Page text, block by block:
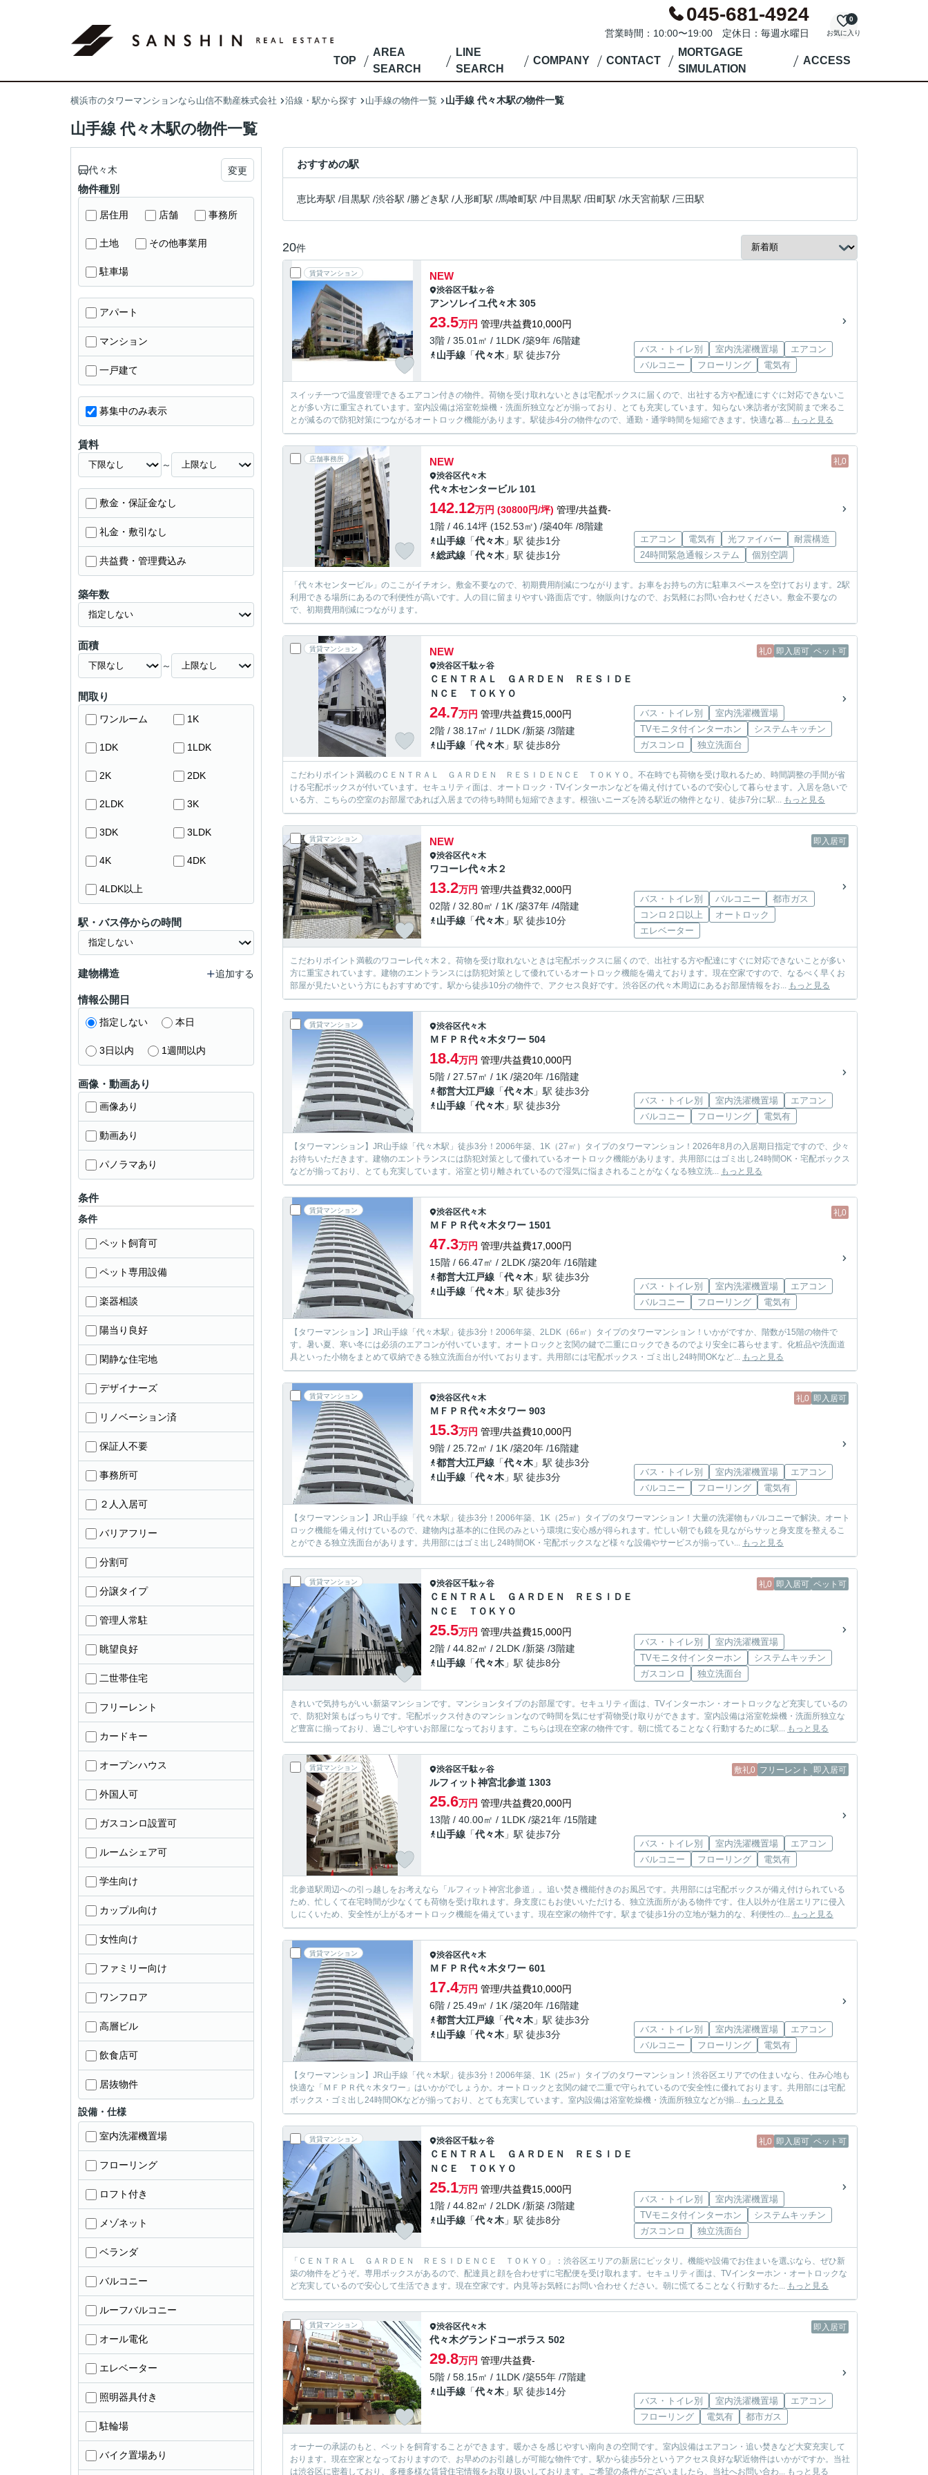
045-681-4924
営業時間：10:00〜19:00 定休日：毎週水曜日 お気に入り
0
TOP
AREA
SEARCH
LINE
SEARCH
COMPANY CONTACT
MORTGAGE
SIMULATION
ACCESS
横浜市のタワーマンションなら山信不動産株式会社 沿線・駅から探す 山手線の物件一覧 山手線 代々木駅の物件一覧
山手線 代々木駅の物件一覧
おすすめの駅
恵比寿駅 /目黒駅 /渋谷駅 /勝どき駅 /人形町駅 /馬喰町駅 /中目黒駅 /田町駅 /水天宮前駅 /三田駅
20件
賃貸マンション NEW
渋谷区千駄ヶ谷
アンソレイユ代々木 305
23.5万円 管理/共益費10,000円
3階 / 35.01㎡ / 1LDK /築9年 /6階建
山手線 「代々木 」駅 徒歩7分
バス・トイレ別 室内洗濯機置場
エアコン
バルコニー
フローリング 電気有
スイッチ一つで温度管理できるエアコン付きの物件。荷物を受け取れないときは宅配ボックスに届くので、出社する方や配達にすぐに対応できないこ
とが多い方に重宝されています。室内設備は浴室乾燥機・洗面所独立などが揃っており、とても充実しています。知らない来訪者が玄関前まで来るこ
とが減るので防犯対策につながるオートロック機能があります。駅徒歩4分の物件なので、通勤・通学時間を短縮できます。快適な暮... もっと見る
店舗事務所 礼0
NEW
渋谷区代々木
代々木センタービル 101
142.12万円 (30800円/坪) 管理/共益費-
1階 / 46.14坪 (152.53㎡) /築40年 /8階建
山手線 「代々木 」駅 徒歩1分
総武線 「代々木 」駅 徒歩1分
エアコン 電気有 光ファイバー
耐震構造
24時間緊急通報システム
個別空調
「代々木センタービル」のここがイチオシ。敷金不要なので、初期費用削減につながります。お車をお持ちの方に駐車スペースを空けております。2駅
利用できる場所にあるので利便性が高いです。人の目に留まりやすい路面店です。物販向けなので、お気軽にお問い合わせください。敷金不要なの
で、初期費用削減につながります。
賃貸マンション 礼0 即入居可 ペット可
NEW
渋谷区千駄ヶ谷
ＣＥＮＴＲＡＬ ＧＡＲＤＥＮ ＲＥＳＩＤＥ
ＮＣＥ ＴＯＫＹＯ
24.7万円 管理/共益費15,000円
2階 / 38.17㎡ / 1LDK /新築 /3階建
山手線 「代々木 」駅 徒歩8分
バス・トイレ別
室内洗濯機置場
TVモニタ付インターホン
システムキッチン
ガスコンロ
独立洗面台
こだわりポイント満載のＣＥＮＴＲＡＬ ＧＡＲＤＥＮ ＲＥＳＩＤＥＮＣＥ ＴＯＫＹＯ。不在時でも荷物を受け取れるため、時間調整の手間が省
ける宅配ボックスが付いています。セキュリティ面は、オートロック・TVインターホンなどを備え付けているので安心して暮らせます。入居を急いで
いる方、こちらの空室のお部屋であれば入居までの待ち時間も短縮できます。根強いニーズを誇る駅近の物件となり、徒歩7分に駅... もっと見る
賃貸マンション 即入居可
NEW
渋谷区代々木
ワコーレ代々木２
13.2万円 管理/共益費32,000円
02階 / 32.80㎡ / 1K /築37年 /4階建
山手線 「代々木 」駅 徒歩10分
バス・トイレ別 バルコニー
都市ガス
コンロ２口以上
オートロック
エレベーター
こだわりポイント満載のワコーレ代々木２。荷物を受け取れないときは宅配ボックスに届くので、出社する方や配達にすぐに対応できないことが多い
方に重宝されています。建物のエントランスには防犯対策として優れているオートロック機能を備えております。現在空家ですので、なるべく早くお
部屋が見たいという方にもおすすめです。駅から徒歩10分の物件で、アクセス良好です。渋谷区の代々木周辺にあるお部屋情報をお... もっと見る
賃貸マンション 渋谷区代々木
ＭＦＰＲ代々木タワー 504
18.4万円 管理/共益費10,000円
5階 / 27.57㎡ / 1K /築20年 /16階建
都営大江戸線 「代々木 」駅 徒歩3分
山手線 「代々木 」駅 徒歩3分 バス・トイレ別 室内洗濯機置場
エアコン
バルコニー
フローリング 電気有
【タワーマンション】JR山手線「代々木駅」徒歩3分！2006年築、1K（27㎡）タイプのタワーマンション！2026年8月の入居期日指定ですので、少々
お待ちいただきます。建物のエントランスには防犯対策として優れているオートロック機能があります。共用部にはゴミ出し24時間OK・宅配ボックス
などが揃っており、とても充実しています。浴室と切り離されているので湿気に悩まされることがなくなる独立洗... もっと見る
賃貸マンション 礼0
渋谷区代々木
ＭＦＰＲ代々木タワー 1501
47.3万円 管理/共益費17,000円
15階 / 66.47㎡ / 2LDK /築20年 /16階建
都営大江戸線 「代々木 」駅 徒歩3分
山手線 「代々木 」駅 徒歩3分 バス・トイレ別 室内洗濯機置場
エアコン
バルコニー
フローリング 電気有
【タワーマンション】JR山手線「代々木駅」徒歩3分！2006年築、2LDK（66㎡）タイプのタワーマンション！いかがですか、階数が15階の物件で
す。暑い夏、寒い冬には必須のエアコンが付いています。オートロックと玄関の鍵で二重にロックできるのでより安全に暮らせます。化粧品や洗面道
具といった小物をまとめて収納できる独立洗面台が付いております。共用部には宅配ボックス・ゴミ出し24時間OKなど... もっと見る
賃貸マンション 礼0 即入居可
渋谷区代々木
ＭＦＰＲ代々木タワー 903
15.3万円 管理/共益費10,000円
9階 / 25.72㎡ / 1K /築20年 /16階建
都営大江戸線 「代々木 」駅 徒歩3分
山手線 「代々木 」駅 徒歩3分 バス・トイレ別 室内洗濯機置場
エアコン
バルコニー
フローリング 電気有
【タワーマンション】JR山手線「代々木駅」徒歩3分！2006年築、1K（25㎡）タイプのタワーマンション！大量の洗濯物もバルコニーで解決。オート
ロック機能を備え付けているので、建物内は基本的に住民のみという環境に安心感が得られます。忙しい朝でも鏡を見ながらサッと身支度を整えるこ
とができる独立洗面台があります。共用部にはゴミ出し24時間OK・宅配ボックスなど様々な設備やサービスが揃ってい... もっと見る
賃貸マンション 礼0 即入居可 ペット可
渋谷区千駄ヶ谷
ＣＥＮＴＲＡＬ ＧＡＲＤＥＮ ＲＥＳＩＤＥ
ＮＣＥ ＴＯＫＹＯ
25.5万円 管理/共益費15,000円
2階 / 44.82㎡ / 2LDK /新築 /3階建
山手線 「代々木 」駅 徒歩8分
バス・トイレ別
室内洗濯機置場
TVモニタ付インターホン
システムキッチン
ガスコンロ
独立洗面台
きれいで気持ちがいい新築マンションです。マンションタイプのお部屋です。セキュリティ面は、TVインターホン・オートロックなど充実しているの
で、防犯対策もばっちりです。宅配ボックス付きのマンションなので時間を気にせず荷物受け取りができます。室内設備は浴室乾燥機・洗面所独立な
ど豊富に揃っており、過ごしやすいお部屋になっております。こちらは現在空家の物件です。朝に慌てることなく行動するために駅... もっと見る
賃貸マンション 敷礼0 フリーレント 即入居可
渋谷区千駄ヶ谷
ルフィット神宮北参道 1303
25.6万円 管理/共益費20,000円
13階 / 40.00㎡ / 1LDK /築21年 /15階建
山手線 「代々木 」駅 徒歩7分
バス・トイレ別 室内洗濯機置場
エアコン
バルコニー
フローリング 電気有
北参道駅周辺への引っ越しをお考えなら「ルフィット神宮北参道」。追い焚き機能付きのお風呂です。共用部には宅配ボックスが備え付けられている
ため、忙しくて在宅時間が少なくても荷物を受け取れます。身支度にもお使いいただける、独立洗面所がある物件です。住人以外が住居エリアに侵入
しにくいため、安全性が上がるオートロック機能を備えています。現在空家の物件です。駅まで徒歩1分の立地が魅力的な、利便性の... もっと見る
賃貸マンション 渋谷区代々木
ＭＦＰＲ代々木タワー 601
17.4万円 管理/共益費10,000円
6階 / 25.49㎡ / 1K /築20年 /16階建
都営大江戸線 「代々木 」駅 徒歩3分
山手線 「代々木 」駅 徒歩3分 バス・トイレ別 室内洗濯機置場
エアコン
バルコニー
フローリング 電気有
【タワーマンション】JR山手線「代々木駅」徒歩3分！2006年築、1K（25㎡）タイプのタワーマンション！渋谷区エリアでの住まいなら、住み心地も
快適な「ＭＦＰＲ代々木タワー」はいかがでしょうか。オートロックと玄関の鍵で二重で守られているので安全性に優れております。共用部には宅配
ボックス・ゴミ出し24時間OKなどが揃っており、とても充実しています。室内設備は浴室乾燥機・洗面所独立などが揃... もっと見る
賃貸マンション 礼0 即入居可 ペット可
渋谷区千駄ヶ谷
ＣＥＮＴＲＡＬ ＧＡＲＤＥＮ ＲＥＳＩＤＥ
ＮＣＥ ＴＯＫＹＯ
25.1万円 管理/共益費15,000円
1階 / 44.82㎡ / 2LDK /新築 /3階建
山手線 「代々木 」駅 徒歩8分
バス・トイレ別
室内洗濯機置場
TVモニタ付インターホン
システムキッチン
ガスコンロ
独立洗面台
「ＣＥＮＴＲＡＬ ＧＡＲＤＥＮ ＲＥＳＩＤＥＮＣＥ ＴＯＫＹＯ」：渋谷区エリアの新居にピッタリ。機能や設備でお住まいを選ぶなら、ぜひ新
築の物件をどうぞ。専用ボックスがあるので、配達員と顔を合わせずに宅配便を受け取れます。セキュリティ面は、TVインターホン・オートロックな
ど充実しているので安心して生活できます。現在空家です。内見等お気軽にお問い合わせください。朝に慌てることなく行動するた... もっと見る
賃貸マンション 即入居可
渋谷区代々木
代々木グランドコーポラス 502
29.8万円 管理/共益費-
5階 / 58.15㎡ / 1LDK /築55年 /7階建
山手線 「代々木 」駅 徒歩14分
バス・トイレ別 室内洗濯機置場
エアコン
フローリング
電気有 都市ガス
オーナーの承諾のもと、ペットを飼育することができます。暖かさを感じやすい南向きの空間です。室内設備はエアコン・追い焚きなど大変充実して
おります。現在空家となっておりますので、お早めのお引越しが可能な物件です。駅から徒歩5分というアクセス良好な駅近物件はいかがですか。当社
は渋谷区に密着しており、多種多様な賃貸住宅情報をお取り扱いしております。ご希望の条件がございましたら、当社へお問い合わ... もっと見る
代々木 変更
物件種別
居住用 店舗 事務所
土地 その他事業用
駐車場
アパート
マンション
一戸建て
募集中のみ表示
賃料
～
敷金・保証金なし
礼金・敷引なし
共益費・管理費込み
築年数
面積
～
間取り
ワンルーム 1K
1DK 1LDK
2K 2DK
2LDK 3K
3DK 3LDK
4K 4DK
4LDK以上
駅・バス停からの時間
建物構造 追加する
情報公開日
指定しない 本日
3日以内 1週間以内
画像・動画あり
画像あり
動画あり
パノラマあり
条件
条件
ペット飼育可
ペット専用設備
楽器相談
陽当り良好
閑静な住宅地
デザイナーズ
リノベーション済
保証人不要
事務所可
２人入居可
バリアフリー
分割可
分譲タイプ
管理人常駐
眺望良好
二世帯住宅
フリーレント
カードキー
オープンハウス
外国人可
ガスコンロ設置可
ルームシェア可
学生向け
カップル向け
女性向け
ファミリー向け
ワンフロア
高層ビル
飲食店可
居抜物件
設備・仕様
室内洗濯機置場
フローリング
ロフト付き
メゾネット
ベランダ
バルコニー
ルーフバルコニー
オール電化
エレベーター
照明器具付き
駐輪場
バイク置場あり